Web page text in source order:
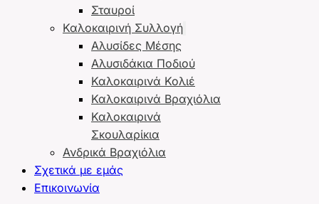
Σταυροί
Καλοκαιρινή Συλλογή
Αλυσίδες Μέσης
Αλυσιδάκια Ποδιού
Καλοκαιρινά Κολιέ
Καλοκαιρινά Βραχιόλια
Καλοκαιρινά
Σκουλαρίκια
Ανδρικά Βραχιόλια
Σχετικά με εμάς
Επικοινωνία